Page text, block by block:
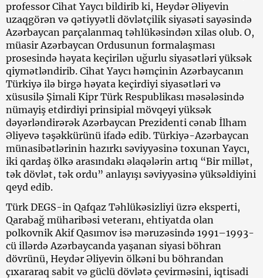
professor Cihat Yaycı bildirib ki, Heydər Əliyevin
uzaqgörən və qətiyyətli dövlətçilik siyasəti sayəsində
Azərbaycan parçalanmaq təhlükəsindən xilas olub. O,
müasir Azərbaycan Ordusunun formalaşması
prosesində həyata keçirilən uğurlu siyasətləri yüksək
qiymətləndirib. Cihat Yaycı həmçinin Azərbaycanın
Türkiyə ilə birgə həyata keçirdiyi siyasətləri və
xüsusilə Şimali Kipr Türk Respublikası məsələsində
nümayiş etdirdiyi prinsipial mövqeyi yüksək
dəyərləndirərək Azərbaycan Prezidenti cənab İlham
Əliyevə təşəkkürünü ifadə edib. Türkiyə-Azərbaycan
münasibətlərinin hazırkı səviyyəsinə toxunan Yaycı,
iki qardaş ölkə arasındakı əlaqələrin artıq “Bir millət,
tək dövlət, tək ordu” anlayışı səviyyəsinə yüksəldiyini
qeyd edib.
Türk DEGS-in Qafqaz Təhlükəsizliyi üzrə eksperti,
Qarabağ müharibəsi veteranı, ehtiyatda olan
polkovnik Akif Qasımov isə məruzəsində 1991–1993-
cü illərdə Azərbaycanda yaşanan siyasi böhran
dövrünü, Heydər Əliyevin ölkəni bu böhrandan
çıxararaq sabit və güclü dövlətə çevirməsini, iqtisadi